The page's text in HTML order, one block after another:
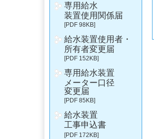
専用給水
装置使用関係届
[PDF 98KB]
給水装置使用者・
所有者変更届
[PDF 152KB]
専用給水装置
メーター口径
変更届
[PDF 85KB]
給水装置
工事申込書
[PDF 172KB]